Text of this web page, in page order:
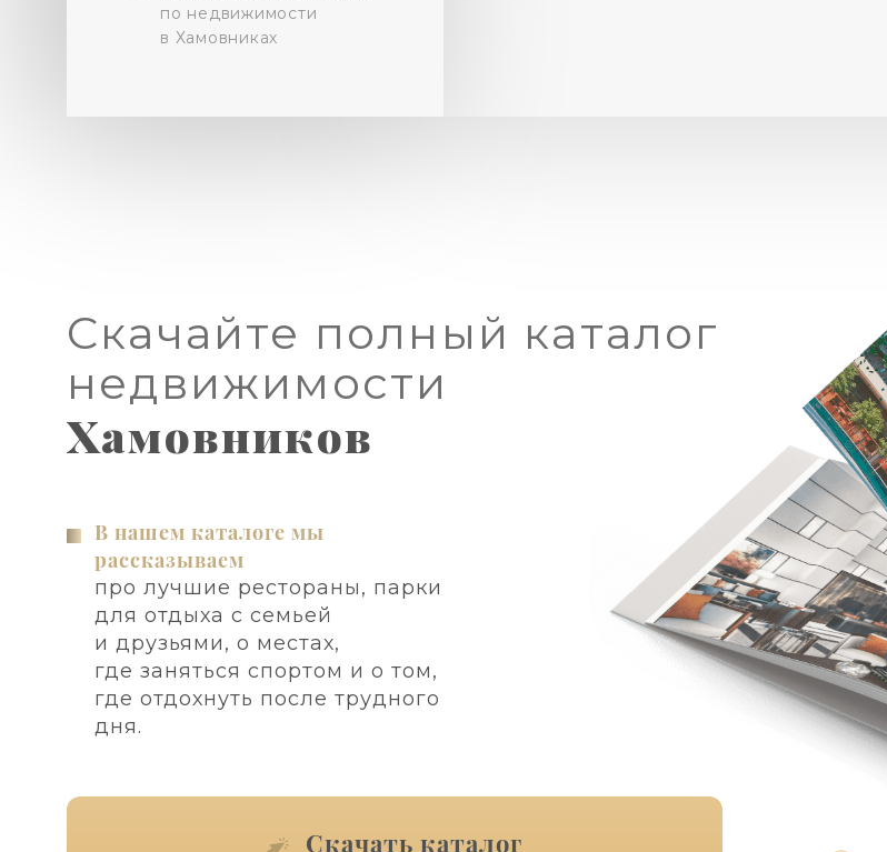
по недвижимости
в Хамовниках
Скачайте полный каталог
недвижимости
Хамовников
В нашем каталоге мы
рассказываем
про лучшие рестораны, парки
для отдыха с семьей
и друзьями, о местах,
где заняться спортом и о том,
где отдохнуть после трудного
дня.
Скачать каталог